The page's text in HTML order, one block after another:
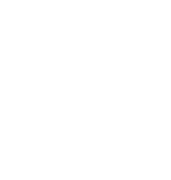
el_nazioni ON
f_confini INNER
=